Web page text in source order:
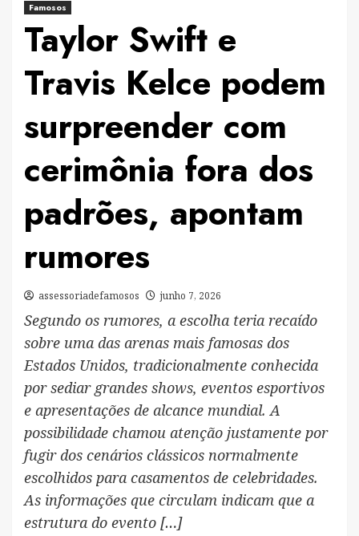
Famosos
Taylor Swift e
Travis Kelce podem
surpreender com
cerimônia fora dos
padrões, apontam
rumores
assessoriadefamosos junho 7, 2026
Segundo os rumores, a escolha teria recaído
sobre uma das arenas mais famosas dos
Estados Unidos, tradicionalmente conhecida
por sediar grandes shows, eventos esportivos
e apresentações de alcance mundial. A
possibilidade chamou atenção justamente por
fugir dos cenários clássicos normalmente
escolhidos para casamentos de celebridades.
As informações que circulam indicam que a
estrutura do evento […]